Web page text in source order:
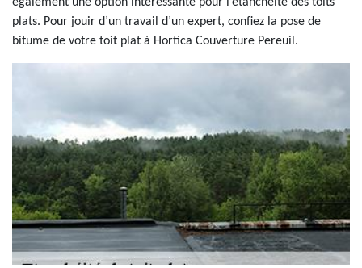
plats. Pour jouir d’un travail d’un expert, confiez la pose de
bitume de votre toit plat à Hortica Couverture Pereuil.